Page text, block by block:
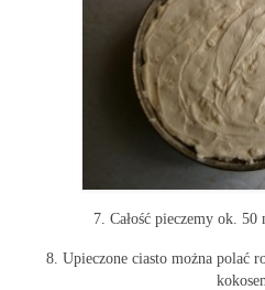
7. Całość pieczemy ok.
8. Upieczone ciasto można polać